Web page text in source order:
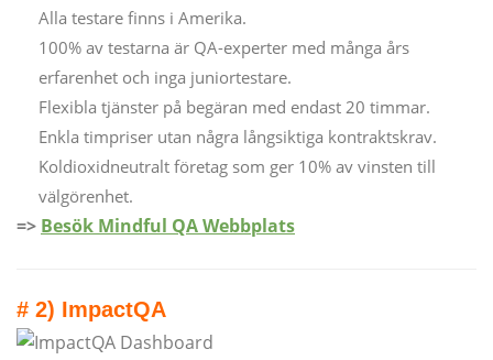
Alla testare finns i Amerika.
100% av testarna är QA-experter med många års
erfarenhet och inga juniortestare.
Flexibla tjänster på begäran med endast 20 timmar.
Enkla timpriser utan några långsiktiga kontraktskrav.
Koldioxidneutralt företag som ger 10% av vinsten till
välgörenhet.
=> Besök Mindful QA Webbplats
# 2) ImpactQA